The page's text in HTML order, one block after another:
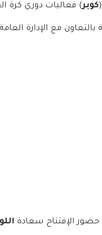
كوبر) فعاليات دوري كرة
بالتعاون مع الإدارة العامة
الإفتتاح سعادة